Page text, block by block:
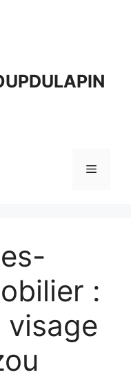
Menu
:
visage